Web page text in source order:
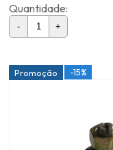
Quantidade:
- +
Promoção -15%